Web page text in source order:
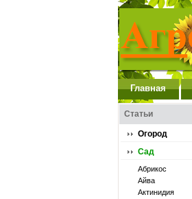
Главная
Статьи
Огород
Сад
Абрикос
Айва
Актинидия